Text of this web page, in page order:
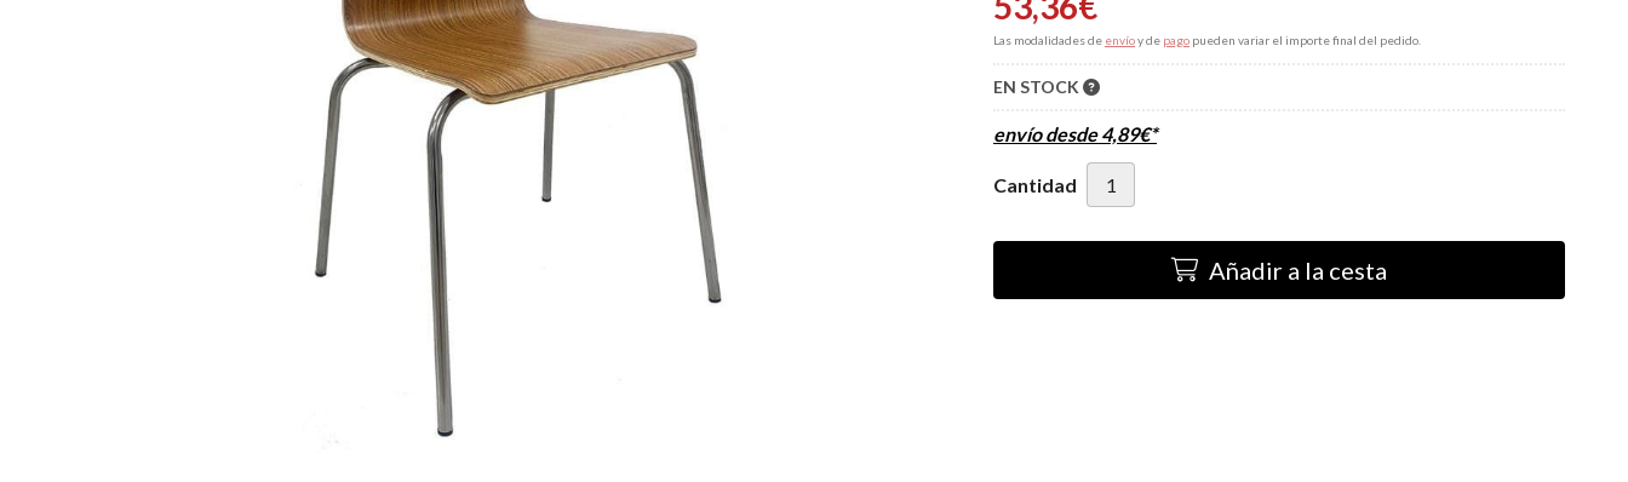
Las modalidades de envíoy de pago pueden variar el importe final del pedido.
EN STOCK
envío desde4,89€*
Cantidad
Añadir a la cesta